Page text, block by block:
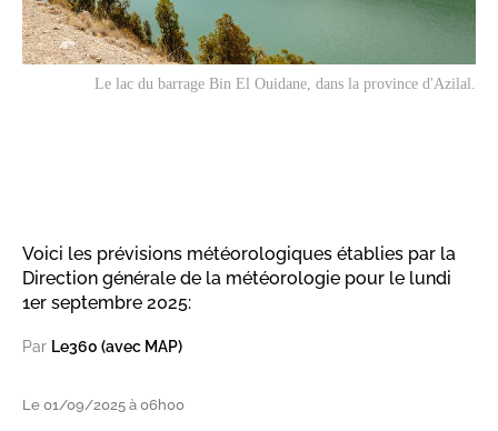
Le lac du barrage Bin El Ouidane, dans la province d'Azilal.
Voici les prévisions météorologiques établies par la
Direction générale de la météorologie pour le lundi
1er septembre 2025:
Par Le360 (avec MAP)
Le 01/09/2025 à 06h00